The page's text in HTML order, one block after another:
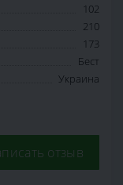
102
210
173
Бест
Украина
отзыв